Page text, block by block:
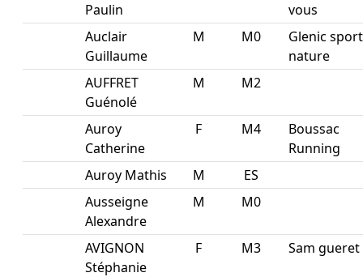
Paulin
vous
Auclair
Guillaume
M M0
Glenic sport
nature
AUFFRET
Guénolé
M M2
Auroy
Catherine
F M4
Boussac
Running
Auroy Mathis
M
ES
Ausseigne
Alexandre
M M0
AVIGNON
Stéphanie
F M3 Sam gueret